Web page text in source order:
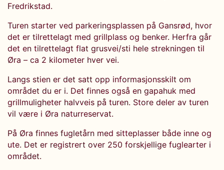
Fredrikstad.
Turen starter ved parkeringsplassen på Gansrød, hvor
det er tilrettelagt med grillplass og benker. Herfra går
det en tilrettelagt flat grusvei/sti hele strekningen til
Øra – ca 2 kilometer hver vei.
Langs stien er det satt opp informasjonsskilt om
området du er i. Det finnes også en gapahuk med
grillmuligheter halvveis på turen. Store deler av turen
vil være i Øra naturreservat.
På Øra finnes fugletårn med sitteplasser både inne og
ute. Det er registrert over 250 forskjellige fuglearter i
området.